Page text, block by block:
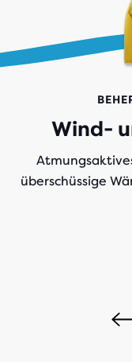
Wind-
überschüssige